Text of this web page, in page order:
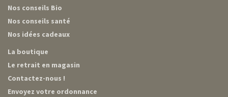
Nos conseils Bio
Nos conseils santé
Nos idées cadeaux
La boutique
Le retrait en magasin
Contactez-nous !
Envoyez votre ordonnance